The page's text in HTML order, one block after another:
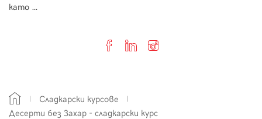
като …
Сладкарски курсове
Десерти без Захар - сладкарски курс